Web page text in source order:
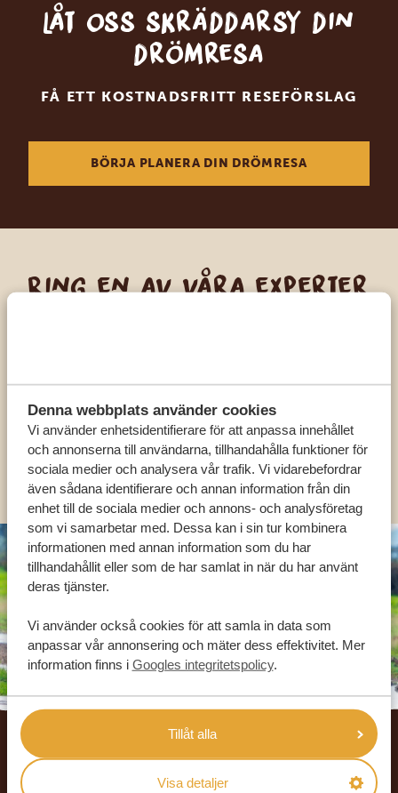
Denna webbplats använder cookies
Vi använder enhetsidentifierare för att anpassa innehållet
och annonserna till användarna, tillhandahålla funktioner för
sociala medier och analysera vår trafik. Vi vidarebefordrar
även sådana identifierare och annan information från din
enhet till de sociala medier och annons- och analysföretag
som vi samarbetar med. Dessa kan i sin tur kombinera
informationen med annan information som du har
tillhandahållit eller som de har samlat in när du har använt
deras tjänster.
Vi använder också cookies för att samla in data som
anpassar vår annonsering och mäter dess effektivitet. Mer
information finns i Googles integritetspolicy.
Tillåt alla
Visa detaljer
Låt oss skräddarsy din
drömresa
FÅ ETT KOSTNADSFRITT RESEFÖRSLAG
BÖRJA PLANERA DIN DRÖMRESA
Ring en av våra experter
SV:+31 174 788 101
OLIKA LÄNDER
Footer
VÅRA KUNDER REKOMMENDERAR
AFRIKA SAFARI RESOR